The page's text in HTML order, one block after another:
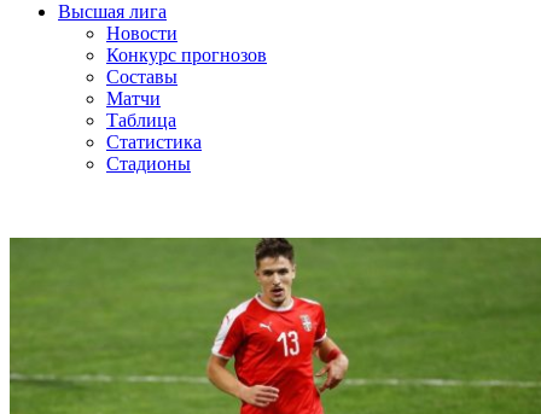
Высшая лига
Новости
Конкурс прогнозов
Составы
Матчи
Таблица
Статистика
Стадионы